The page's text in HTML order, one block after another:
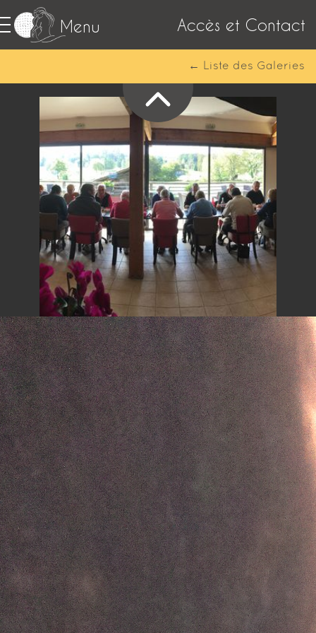
Menu Accès et Contact
← Liste des Galeries